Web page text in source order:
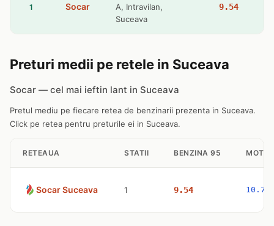
1 Socar
A, Intravilan,
Suceava
9.54
Preturi medii pe retele in Suceava
Socar — cel mai ieftin lant in Suceava
Pretul mediu pe fiecare retea de benzinarii prezenta in Suceava.
Click pe retea pentru preturile ei in Suceava.
RETEAUA STATII BENZINA 95
Socar Suceava 1 9.54 10.79